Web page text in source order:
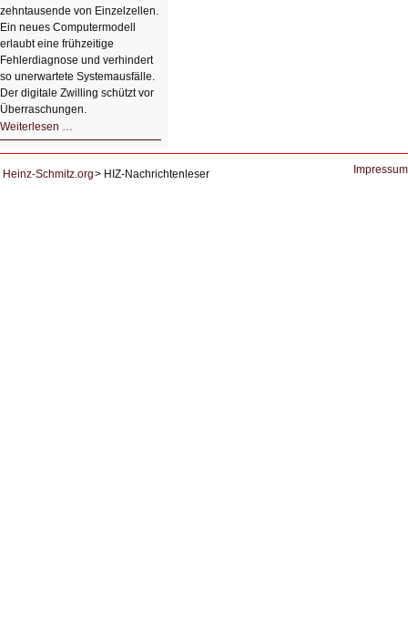
zehntausende von Einzelzellen.
Ein neues Computermodell
erlaubt eine frühzeitige
Fehlerdiagnose und verhindert
so unerwartete Systemausfälle.
Der digitale Zwilling schützt vor
Überraschungen.
Weiterlesen …
für
Zukunft.
Heinz-Schmitz.org HIZ-Nachrichtenleser Impressum